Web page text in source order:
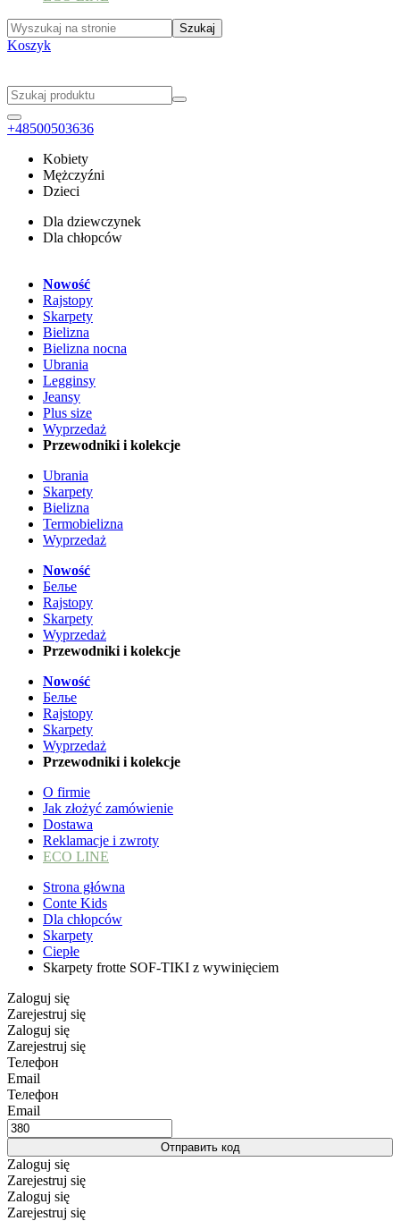
Koszyk
+48500503636
Kobiety
Mężczyźni
Dzieci
Dla dziewczynek
Dla chłopców
Nowość
Rajstopy
Skarpety
Bielizna
Bielizna nocna
Ubrania
Legginsy
Jeansy
Plus size
Wyprzedaż
Przewodniki i kolekcje
Ubrania
Skarpety
Bielizna
Termobielizna
Wyprzedaż
Nowość
Белье
Rajstopy
Skarpety
Wyprzedaż
Przewodniki i kolekcje
Nowość
Белье
Rajstopy
Skarpety
Wyprzedaż
Przewodniki i kolekcje
O firmie
Jak złożyć zamówienie
Dostawa
Reklamacje i zwroty
ECO LINE
Strona główna
Conte Kids
Dla chłopców
Skarpety
Ciepłe
Skarpety frotte SOF-TIKI z wywinięciem
Zaloguj się
Zarejestruj się
Zaloguj się
Zarejestruj się
Телефон
Email
Телефон
Email
Отправить код
Zaloguj się
Zarejestruj się
Zaloguj się
Zarejestruj się